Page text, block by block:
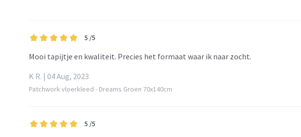
5 /5
Mooi tapijtje en kwaliteit. Precies het formaat waar ik naar zocht.
K R. | 04 Aug, 2023
Patchwork vloerkleed - Dreams Groen 70x140cm
5 /5